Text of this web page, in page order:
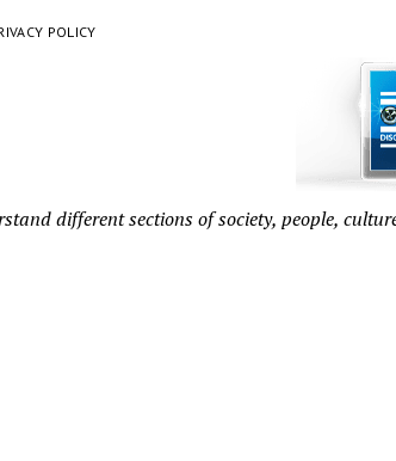
POLICY
different sections of society, people,